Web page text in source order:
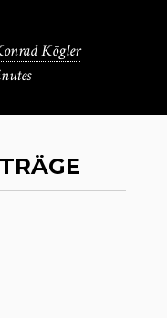
Kögler